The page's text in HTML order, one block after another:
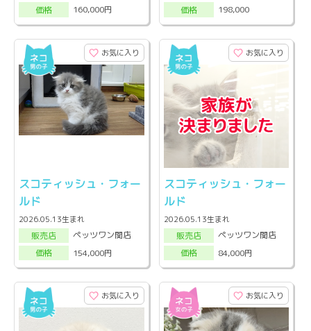
価格
160,000円
価格
198,000
お気に入り
スコティッシュ・フォー
ルド
2026.05.13生まれ
販売店
ペッツワン関店
価格
154,000円
お気に入り
スコティッシュ・フォー
ルド
2026.05.13生まれ
販売店
ペッツワン関店
価格
84,000円
お気に入り お気に入り